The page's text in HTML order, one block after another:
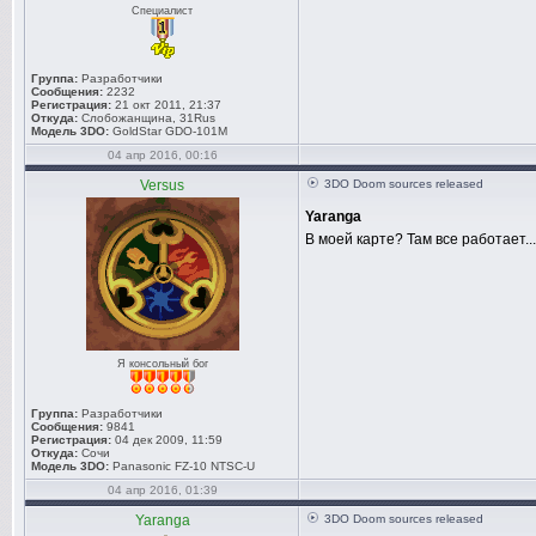
Специалист
Группа: Разработчики
Сообщения: 2232
Регистрация: 21 окт 2011, 21:37
Откуда: Слобожанщина, 31Rus
Модель 3DO: GoldStar GDO-101M
04 апр 2016, 00:16
Versus
Я консольный бог
Группа: Разработчики
Сообщения: 9841
Регистрация: 04 дек 2009, 11:59
Откуда: Сочи
Модель 3DO: Panasonic FZ-10 NTSC-U
3DO Doom sources released
Yaranga
В моей карте? Там все
04 апр 2016, 01:39
Yaranga 3DO Doom sources released